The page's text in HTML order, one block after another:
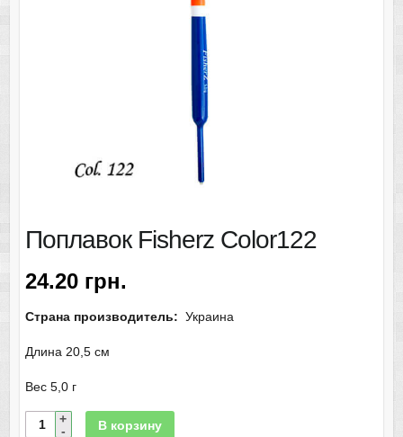
Поплавок Fisherz Color122
24.20 грн.
Страна производитель: Украина
Длина 20,5 см
Вес 5,0 г
В корзину